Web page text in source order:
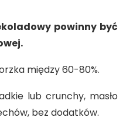
powinny być
między 60-80%.
lub crunchy, masło
bez dodatków.